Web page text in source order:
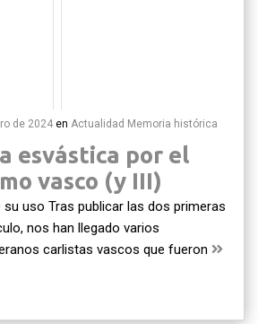
de 2024 en Actualidad Memoria histórica
esvástica por el
vasco (y III)
uso Tras publicar las dos primeras
nos han llegado varios
carlistas vascos que fueron